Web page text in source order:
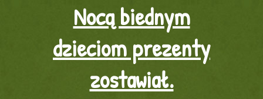
Nocą biednym
dzieciom prezenty
zostawiał.